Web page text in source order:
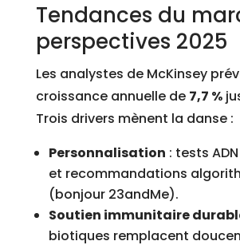
Tendances du
perspectives 2025
Les analystes de McKinsey
croissance annuelle de 7,7 %
Trois drivers mènent la danse :
Personnalisation : tests
et recommandations
(bonjour 23andMe).
Soutien immunitaire
biotiques remplacent